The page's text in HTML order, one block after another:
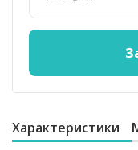
Характеристики